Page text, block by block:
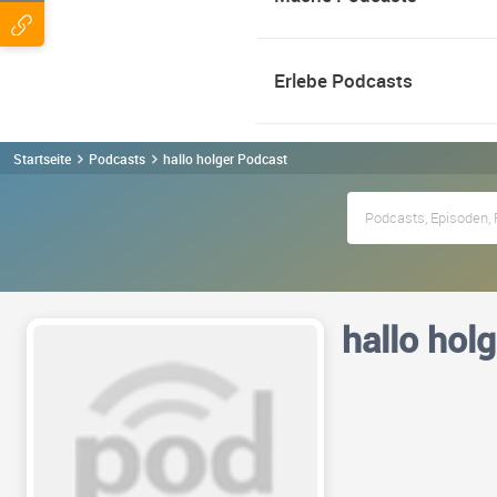
Erlebe Podcasts
Startseite Podcasts hallo holger Podcast
hallo